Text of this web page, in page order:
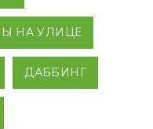
НА УЛИЦЕ
ДАББИНГ